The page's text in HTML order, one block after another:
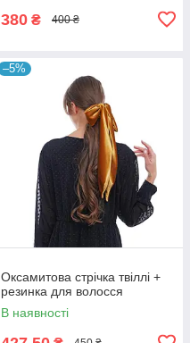
380 ₴ 400 ₴
–5%
Оксамитова стрічка твіллі +
резинка для волосся
В наявності